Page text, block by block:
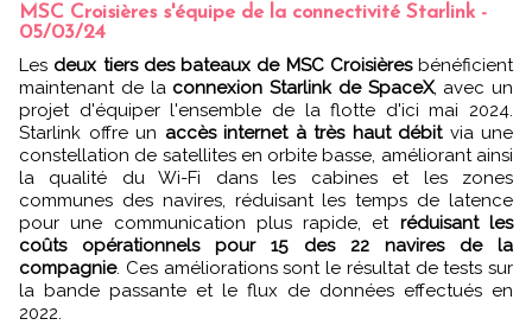
MSC Croisières s'équipe de la connectivité Starlink -
05/03/24
Les deux tiers des bateaux de MSC Croisièresbénéficient
maintenant de la connexion Starlink de SpaceX, avec un
projet d'équiper l'ensemble de la flotte d'ici mai 2024.
Starlink offre un accès internet à très haut débitvia une
constellation de satellites en orbite basse, améliorant ainsi
la qualité du Wi-Fi dans les cabines et les zones
communes des navires, réduisant les temps de latence
pour une communication plus rapide, et réduisant les
coûts opérationnels pour 15 des 22 navires de la
compagnie. Ces améliorations sont le résultat de tests sur
la bande passante et le flux de données effectués en
2022.